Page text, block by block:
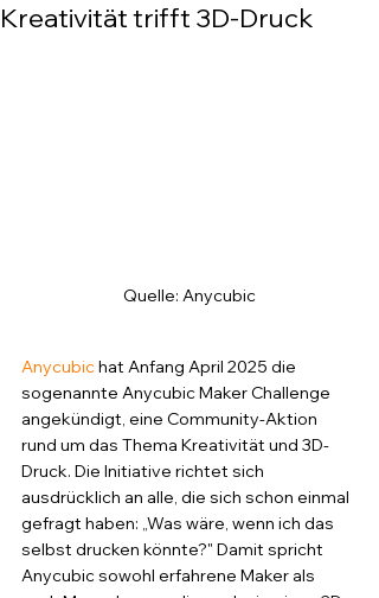
Kreativität trifft 3D-Druck
Quelle: Anycubic
Anycubic hat Anfang April 2025 die
sogenannte Anycubic Maker Challenge
angekündigt, eine Community-Aktion
rund um das Thema Kreativität und 3D-
Druck. Die Initiative richtet sich
ausdrücklich an alle, die sich schon einmal
gefragt haben: „Was wäre, wenn ich das
selbst drucken könnte?" Damit spricht
Anycubic sowohl erfahrene Maker als